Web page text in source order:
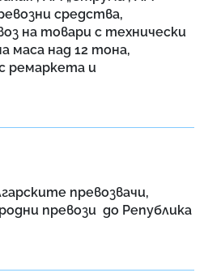
средства,
на товари с технически
маса над 12 тона,
ремаркета и
превозвачи,
превози до Република